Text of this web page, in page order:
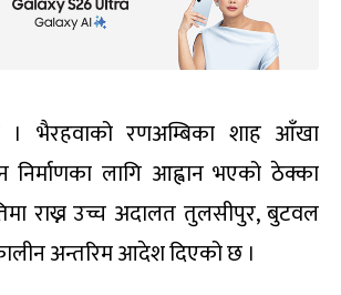
भैरहवाको रणअम्बिका शाह आँखा
लागि आह्वान भएको ठेक्का
राख्न उच्च अदालत तुलसीपुर, बुटवल
अन्तरिम आदेश दिएको छ ।